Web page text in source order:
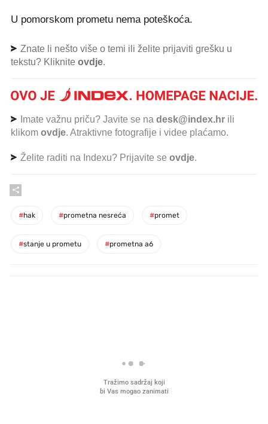
U pomorskom prometu nema poteškoća.
Znate li nešto više o temi ili želite prijaviti grešku u
tekstu? Kliknite ovdje.
Imate važnu priču? Javite se na desk@index.hr ili
klikom ovdje. Atraktivne fotografije i videe plaćamo.
Želite raditi na Indexu? Prijavite se ovdje.
#hak #prometna nesreća #promet
#stanje u prometu #prometna a6